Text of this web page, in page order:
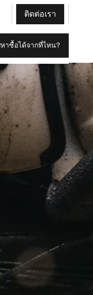
ติดต่อเรา
หาซื้อได้จากที่ไหน?